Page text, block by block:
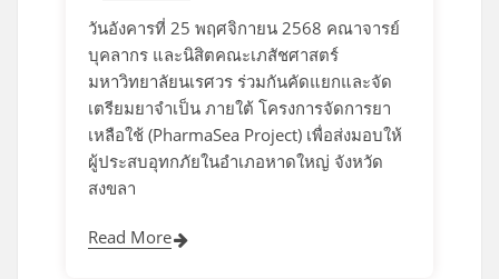
วันอังคารที่ 25 พฤศจิกายน 2568 คณาจารย์
บุคลากร และนิสิตคณะเภสัชศาสตร์
มหาวิทยาลัยนเรศวร ร่วมกันคัดแยกและจัด
เตรียมยาจำเป็น ภายใต้ โครงการจัดการยา
เหลือใช้ (PharmaSea Project) เพื่อส่งมอบให้
ผู้ประสบอุทกภัยในอำเภอหาดใหญ่ จังหวัด
สงขลา
Read More